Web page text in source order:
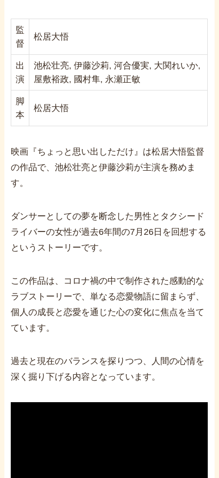
監
督
松居大悟
出
演
池松壮亮, 伊藤沙莉, 河合優実, 大関れいか,
屋敷裕政, 國村隼, 永瀬正敏
脚
本
松居大悟
映画『ちょっと思い出しただけ』は松居大悟監督
の作品で、池松壮亮と伊藤沙莉が主演を務めま
す。
ダンサーとしての夢を断念した男性とタクシード
ライバーの女性が過去6年間の7月26日を回想する
というストーリーです。
この作品は、コロナ禍の中で制作された感動的な
ラブストーリーで、単なる恋愛物語に留まらず、
個人の成長と恋愛を通じた心の変化に焦点を当て
ています。
過去と現在のバランスを探りつつ、人間の心情を
深く掘り下げる内容となっています。